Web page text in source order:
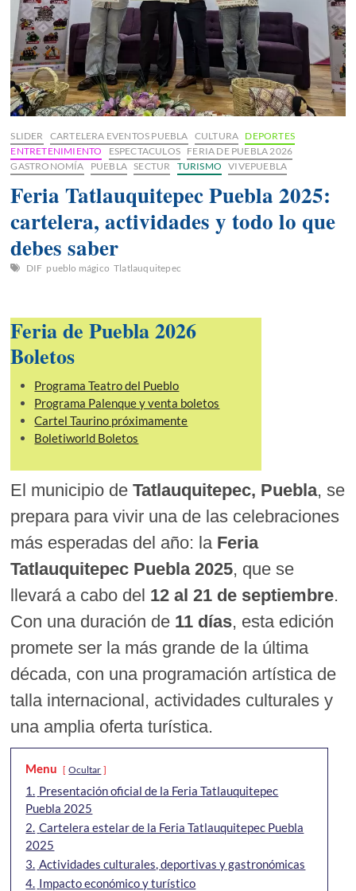
SLIDER CARTELERA EVENTOS PUEBLA CULTURA DEPORTES
ENTRETENIMIENTO
ESPECTACULOS FERIA DE PUEBLA 2026
GASTRONOMÍA
PUEBLA SECTUR TURISMO VIVEPUEBLA
Feria Tatlauquitepec Puebla 2025:
cartelera, actividades y todo lo que
debes saber
DIF pueblo mágico Tlatlauquitepec
Feria de Puebla 2026
Boletos
Programa Teatro del Pueblo
Programa Palenque y venta boletos
Cartel Taurino próximamente
Boletiworld Boletos
El municipio deTatlauquitepec, Puebla, se
prepara para vivir una de las celebraciones
más esperadas del año: la Feria
Tatlauquitepec Puebla 2025, que se
llevará a cabo del 12 al 21 de septiembre.
Con una duración de 11 días, esta edición
promete ser la más grande de la última
década, con una programación artística de
talla internacional, actividades culturales y
una amplia oferta turística.
Menu Ocultar
1. Presentación oficial de la Feria Tatlauquitepec
Puebla 2025
2. Cartelera estelar de la Feria Tatlauquitepec Puebla
2025
3. Actividades culturales, deportivas y gastronómicas
4. Impacto económico y turístico